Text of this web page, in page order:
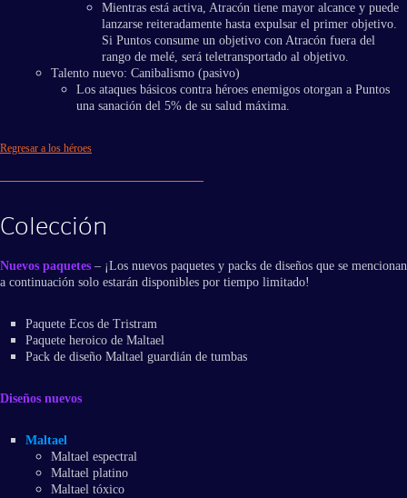
Mientras está activa, Atracón tiene mayor alcance y puede
lanzarse reiteradamente hasta expulsar el primer objetivo.
Si Puntos consume un objetivo con Atracón fuera del
rango de melé, será teletransportado al objetivo.
Talento nuevo: Canibalismo (pasivo)
Los ataques básicos contra héroes enemigos otorgan a Puntos
una sanación del 5% de su salud máxima.
Regresar a los héroes
Colección
Nuevos paquetes – ¡Los nuevos paquetes y packs de diseños que se mencionan
a continuación solo estarán disponibles por tiempo limitado!
Paquete Ecos de Tristram
Paquete heroico de Maltael
Pack de diseño Maltael guardián de tumbas
Diseños nuevos
Maltael
Maltael espectral
Maltael platino
Maltael tóxico